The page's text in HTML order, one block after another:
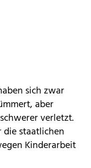
sich zwar
aber
verletzt.
die staatlichen
Kinderarbeit